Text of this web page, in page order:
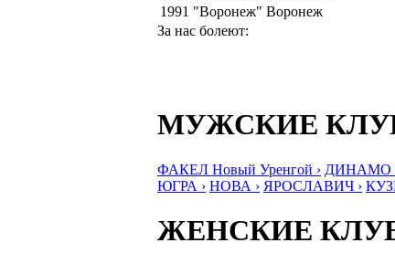
1991 "Воронеж" Воронеж
За нас болеют:
МУЖСКИЕ
ФАКЕЛ Новый Уренгой › ДИНАМО
ЮГРА › НОВА › ЯРОСЛАВИЧ ›
ЖЕНСКИЕ